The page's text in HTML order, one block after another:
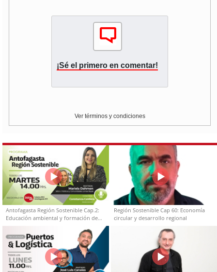
¡Sé el primero en comentar!
Ver términos y condiciones
Antofagasta Región Sostenible Cap.2:
Educación ambiental y formación de
capacidades técnicas
Región Sostenible Cap 60: Economía
circular y desarrollo regional